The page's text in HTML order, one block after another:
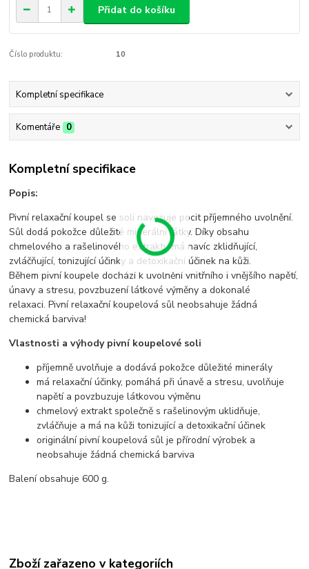
Přidat do košíku
Číslo produktu: 10
Kompletní specifikace
Komentáře 0
Kompletní specifikace
Popis:
Pivní relaxační koupel se solí navozuje pocit příjemného uvolnění.
Sůl dodá pokožce důležité minerální látky. Díky obsahu
chmelového a rašelinového extraktu má navíc zklidňující,
zvláčňující, tonizující účinky a detoxikační účinek na kůži.
Během pivní koupele dochází k uvolnění vnitřního i vnějšího napětí,
únavy a stresu, povzbuzení látkové výměny a dokonalé
relaxaci. Pivní relaxační koupelová sůl neobsahuje žádná
chemická barviva!
Vlastnosti a výhody pivní koupelové soli
příjemně uvolňuje a dodává pokožce důležité minerály
má relaxační účinky, pomáhá při únavě a stresu, uvolňuje
napětí a povzbuzuje látkovou výměnu
chmelový extrakt společně s rašelinovým uklidňuje,
zvláčňuje a má na kůži tonizující a detoxikační účinek
originální pivní koupelová sůl je přírodní výrobek a
neobsahuje žádná chemická barviva
Balení obsahuje 600 g.
Zboží zařazeno v kategoriích